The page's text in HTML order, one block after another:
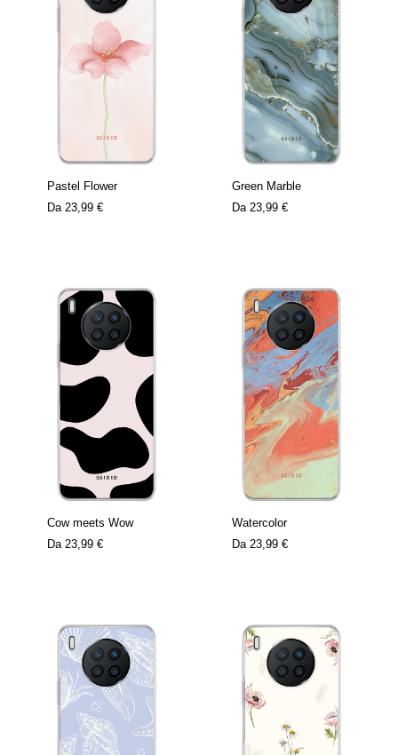
Pastel Flower
Da 23,99 €
Green Marble
Da 23,99 €
Cow meets Wow
Da 23,99 €
Watercolor
Da 23,99 €